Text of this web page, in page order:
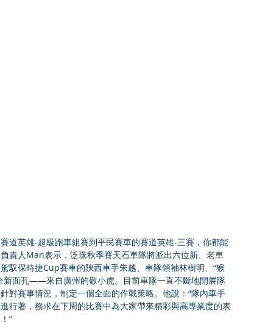
道英雄-超級跑車組賽到平民賽車的賽道英雄-三賽，你都能
責人Man表示，泛珠秋季賽天石車隊將派出六位新、老車
馭保時捷Cup賽車的陝西車手朱越、車隊領袖林樹明、“猴
新面孔——來自廣州的敬小虎。目前車隊一直不斷地開展隊
對賽事情況，制定一個全面的作戰策略。他說：“隊內車手
行著，務求在下周的比賽中為大家帶來精彩與高專業度的表
”